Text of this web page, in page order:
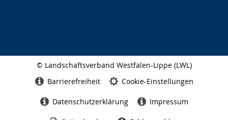
© Landschaftsverband Westfalen-Lippe (LWL)
Barrierefreiheit Cookie-Einstellungen
Datenschutzerklärung Impressum